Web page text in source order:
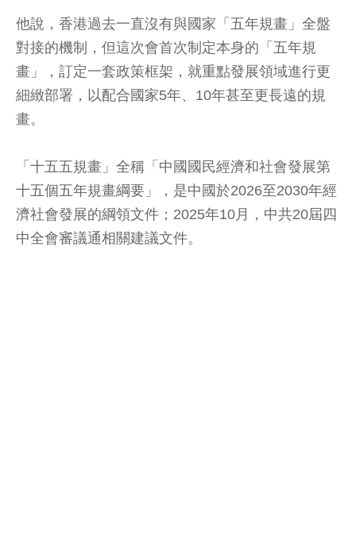
他說，香港過去一直沒有與國家「五年規畫」全盤
對接的機制，但這次會首次制定本身的「五年規
畫」，訂定一套政策框架，就重點發展領域進行更
細緻部署，以配合國家5年、10年甚至更長遠的規
畫。
「十五五規畫」全稱「中國國民經濟和社會發展第
十五個五年規畫綱要」，是中國於2026至2030年經
濟社會發展的綱領文件；2025年10月，中共20屆四
中全會審議通相關建議文件。